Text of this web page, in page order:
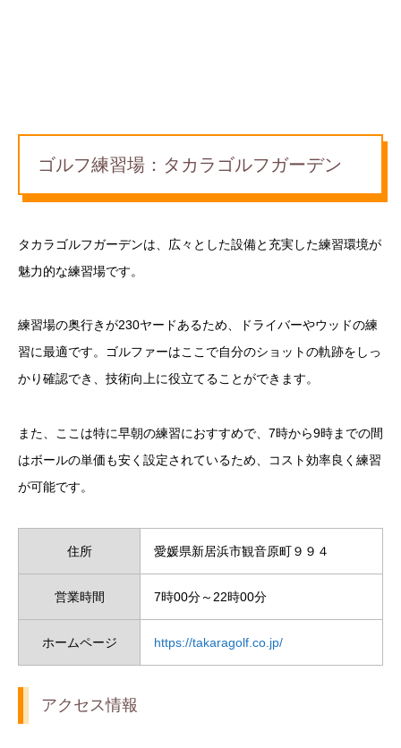
ゴルフ練習場：タカラゴルフガーデン
タカラゴルフガーデンは、広々とした設備と充実した練習環境が
魅力的な練習場です。
練習場の奥行きが230ヤードあるため、ドライバーやウッドの練
習に最適です。ゴルファーはここで自分のショットの軌跡をしっ
かり確認でき、技術向上に役立てることができます。
また、ここは特に早朝の練習におすすめで、7時から9時までの間
はボールの単価も安く設定されているため、コスト効率良く練習
が可能です。
住所 愛媛県新居浜市観音原町９９４
営業時間 7時00分～22時00分
ホームページ https://takaragolf.co.jp/
アクセス情報